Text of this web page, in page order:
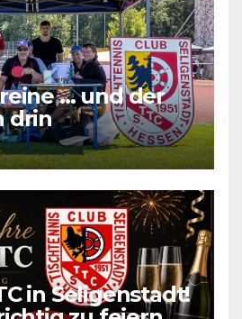
… und der
drin
in Seligenstadt!